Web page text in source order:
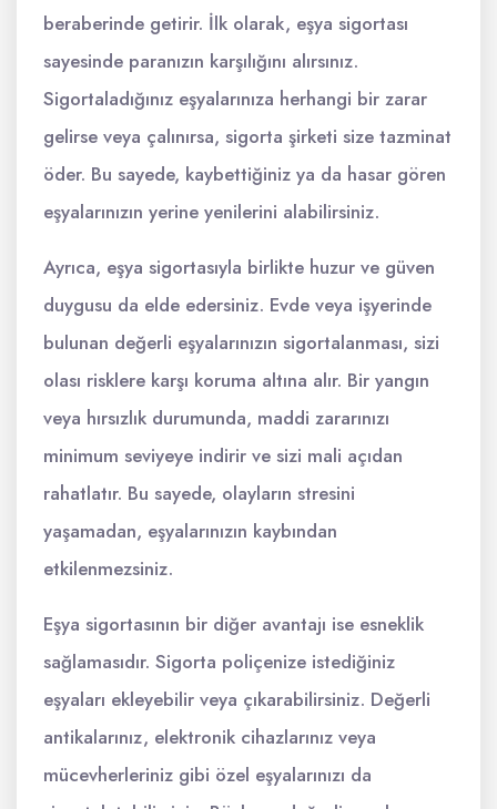
beraberinde getirir. İlk olarak, eşya sigortası
sayesinde paranızın karşılığını alırsınız.
Sigortaladığınız eşyalarınıza herhangi bir zarar
gelirse veya çalınırsa, sigorta şirketi size tazminat
öder. Bu sayede, kaybettiğiniz ya da hasar gören
eşyalarınızın yerine yenilerini alabilirsiniz.
Ayrıca, eşya sigortasıyla birlikte huzur ve güven
duygusu da elde edersiniz. Evde veya işyerinde
bulunan değerli eşyalarınızın sigortalanması, sizi
olası risklere karşı koruma altına alır. Bir yangın
veya hırsızlık durumunda, maddi zararınızı
minimum seviyeye indirir ve sizi mali açıdan
rahatlatır. Bu sayede, olayların stresini
yaşamadan, eşyalarınızın kaybından
etkilenmezsiniz.
Eşya sigortasının bir diğer avantajı ise esneklik
sağlamasıdır. Sigorta poliçenize istediğiniz
eşyaları ekleyebilir veya çıkarabilirsiniz. Değerli
antikalarınız, elektronik cihazlarınız veya
mücevherleriniz gibi özel eşyalarınızı da